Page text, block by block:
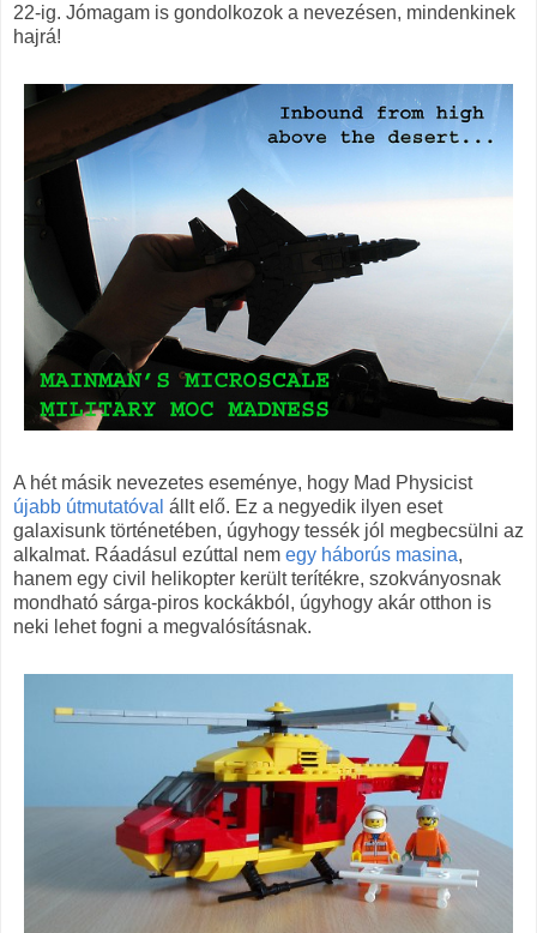
22-ig. Jómagam is gondolkozok a nevezésen, mindenkinek
hajrá!
A hét másik nevezetes eseménye, hogy Mad Physicist
újabb útmutatóval állt elő. Ez a negyedik ilyen eset
galaxisunk történetében, úgyhogy tessék jól megbecsülni az
alkalmat. Ráadásul ezúttal nem egy háborús masina,
hanem egy civil helikopter került terítékre, szokványosnak
mondható sárga-piros kockákból, úgyhogy akár otthon is
neki lehet fogni a megvalósításnak.